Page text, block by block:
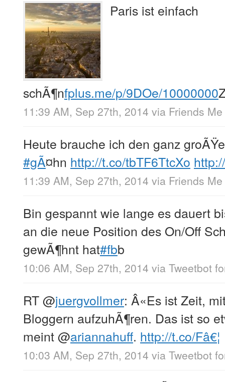
Paris ist einfach
schÃ¶nfplus.me/p/9DOe/10000000
11:39 AM, Sep 27th, 2014 via Friends Me
Heute brauche ich den ganz
#gÃ¤hn http://t.co/tbTF6TtcXo
11:39 AM, Sep 27th, 2014 via Friends Me
Bin gespannt wie lange es dauert
an die neue Position des On/Off
gewÃ¶hnt hat#fbb
10:06 AM, Sep 27th, 2014 via Tweetbot
RT@juergvollmer: Â«Es ist Zeit,
Bloggern aufzuhÃ¶ren. Das ist so
meint@ariannahuff. http://t.co/Fâ€¦
10:03 AM, Sep 27th, 2014 via Tweetbot